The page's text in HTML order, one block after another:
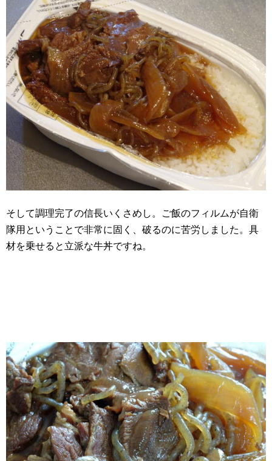
そして調理完了の信長いくさめし。ご飯のフィルムが自衛
隊用ということで非常に固く、破るのに苦労しました。具
材を乗せると立派な牛丼ですね。